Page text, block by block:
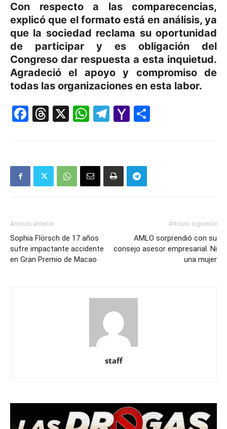
Con respecto a las comparecencias,
explicó que el formato está en análisis, ya
que la sociedad reclama su oportunidad
de participar y es obligación del
Congreso dar respuesta a esta inquietud.
Agradeció el apoyo y compromiso de
todas las organizaciones en esta labor.
Facebook
Threads
X WhatsApp
Telegram
Yahoo
Artículo anterior
Sophia Flörsch de 17 años
sufre impactante accidente
en Gran Premio de Macao
Artículo siguiente
AMLO sorprendió con su
consejo asesor empresarial. Ni
una mujer
staff